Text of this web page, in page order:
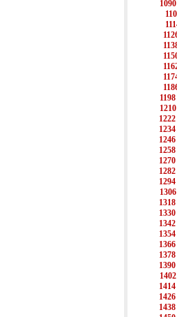
1090
1198
1210
1222
1234
1246
1258
1270
1282
1294
1306
1318
1330
1342
1354
1366
1378
1390
1402
1414
1426
1438